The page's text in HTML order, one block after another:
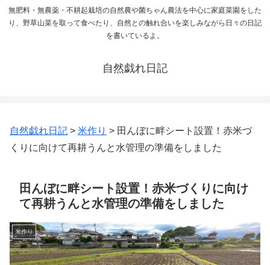
無肥料・無農薬・不耕起栽培の自然農や菌ちゃん農法を中心に家庭菜園をした
り、野草山菜を取って食べたり、自然との触れ合いを楽しみながら日々の日記
を書いているよ。
自然戯れ日記
自然戯れ日記 > 米作り > 田んぼに畔シート設置！赤米づ
くりに向けて再耕うんと水管理の準備をしました
田んぼに畔シート設置！赤米づくりに向け
て再耕うんと水管理の準備をしました
米作り